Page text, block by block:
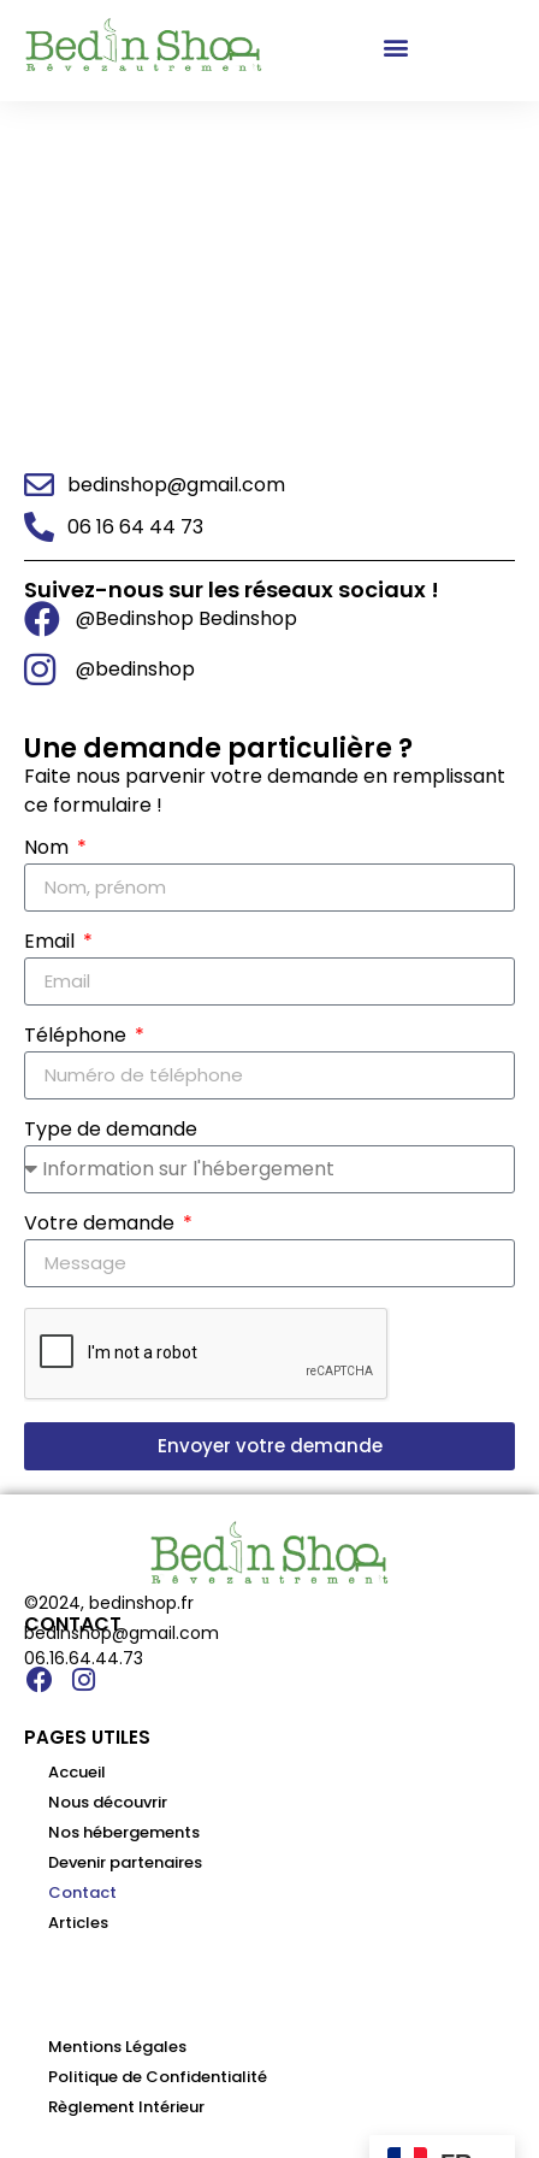
bedinshop@gmail.com
06 16 64 44 73
Suivez-nous sur les réseaux sociaux !
@Bedinshop Bedinshop
@bedinshop
Une demande particulière ?
Faite nous parvenir votre demande en remplissant
ce formulaire !
Nom
Email
Téléphone
Type de demande
Votre demande
Envoyer votre demande
©2024, bedinshop.fr
CONTACT
bedinshop@gmail.com
06.16.64.44.73
PAGES UTILES
Accueil
Nous découvrir
Nos hébergements
Devenir partenaires
Contact
Articles
Mentions Légales
Politique de Confidentialité
Règlement Intérieur